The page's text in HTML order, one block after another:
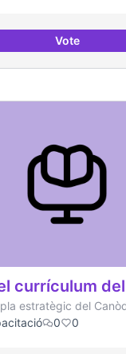
VoteHabitar la
currículum
estratègic del
0 0